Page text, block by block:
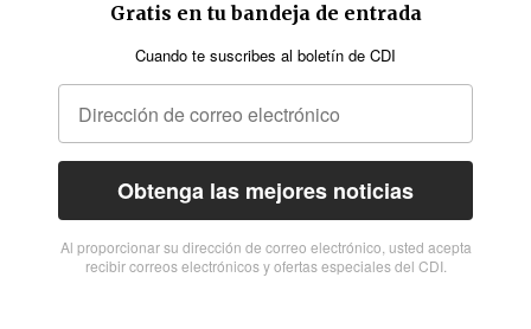
Gratis en tu bandeja de entrada
Cuando te suscribes al boletín de CDI
Obtenga las mejores noticias
Al proporcionar su dirección de correo electrónico, usted acepta
recibir correos electrónicos y ofertas especiales del CDI.